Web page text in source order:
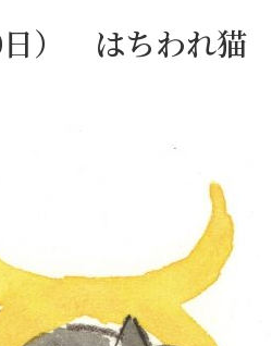
日） はちわれ猫